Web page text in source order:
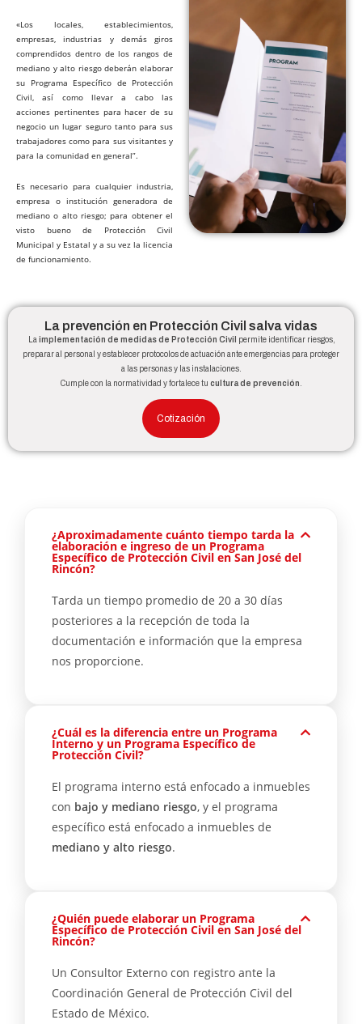
«Los locales, establecimientos,
empresas, industrias y demás giros
comprendidos dentro de los rangos de
mediano y alto riesgo deberán elaborar
su Programa Específico de Protección
Civil, así como llevar a cabo las
acciones pertinentes para hacer de su
negocio un lugar seguro tanto para sus
trabajadores como para sus visitantes y
para la comunidad en general”.
Es necesario para cualquier industria,
empresa o institución generadora de
mediano o alto riesgo; para obtener el
visto bueno de Protección Civil
Municipal y Estatal y a su vez la licencia
de funcionamiento.
La prevención en Protección Civil salva vidas
La implementación de medidas de Protección Civil
permite identificar riesgos,
preparar al personal y establecer protocolos de actuación ante emergencias para proteger
a las personas y las instalaciones.
Cumple con la normatividad y fortalece tu cultura de prevención
Cotización
¿Aproximadamente cuánto tiempo tarda la
elaboración e ingreso de un Programa
Específico de Protección Civil en San José del
Rincón?
Tarda un tiempo promedio de 20 a 30 días
posteriores a la recepción de toda la
documentación e información que la empresa
nos proporcione.
¿Cuál es la diferencia entre un Programa
Interno y un Programa Específico de
Protección Civil?
El programa interno está enfocado a inmuebles
con bajo y mediano riesgo, y el programa
específico está enfocado a inmuebles de
mediano y alto riesgo.
¿Quién puede elaborar un Programa
Específico de Protección Civil en San José del
Rincón?
Un Consultor Externo con registro ante la
Coordinación General de Protección Civil del
Estado de México.